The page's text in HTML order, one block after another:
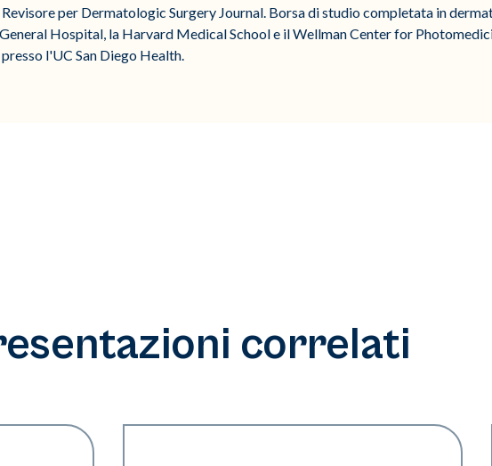
per Dermatologic Surgery Journal. Borsa di studio completata in
Hospital, la Harvard Medical School e il Wellman Center for
l'UC San Diego Health.
correlati